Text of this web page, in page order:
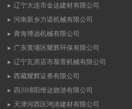
辽宁大连市金达建材有限公司
河南新乡力诺机械有限公司
青海博远机械有限公司
广东黄埔区耀辉环保有限公司
辽宁瓦房店市慕萱机械有限公司
西藏耀辉证券有限公司
四川绵阳维达旅游有限公司
天津河西区鸿涛建材有限公司